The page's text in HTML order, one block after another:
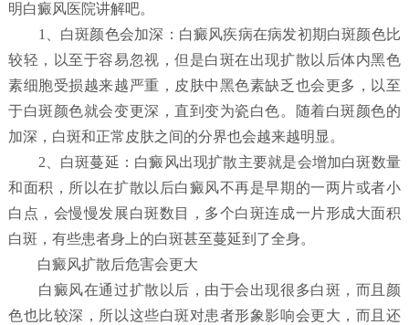
明白癜风医院讲解吧。
1、白斑颜色会加深：白癜风疾病在病发初期白斑颜色比
较轻，以至于容易忽视，但是白斑在出现扩散以后体内黑色
素细胞受损越来越严重，皮肤中黑色素缺乏也会更多，以至
于白斑颜色就会变更深，直到变为瓷白色。随着白斑颜色的
加深，白斑和正常皮肤之间的分界也会越来越明显。
2、白斑蔓延：白癜风出现扩散主要就是会增加白斑数量
和面积，所以在扩散以后白癜风不再是早期的一两片或者小
白点，会慢慢发展白斑数目，多个白斑连成一片形成大面积
白斑，有些患者身上的白斑甚至蔓延到了全身。
白癜风扩散后危害会更大
白癜风在通过扩散以后，由于会出现很多白斑，而且颜
色也比较深，所以这些白斑对患者形象影响会更大，而且还